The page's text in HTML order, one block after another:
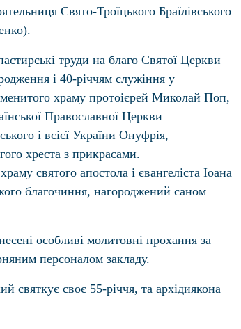
Свято-Троїцького Браїлівського
труди на благо Святої Церкви
і 40-річчям служіння у
храму протоієрей Миколай Поп,
Православної Церкви
і всієї України Онуфрія,
хреста з прикрасами.
святого апостола і євангеліста Іоана
благочиння, нагороджений саном
особливі молитовні прохання за
персоналом закладу.
святкує своє 55-річчя, та архідиякона